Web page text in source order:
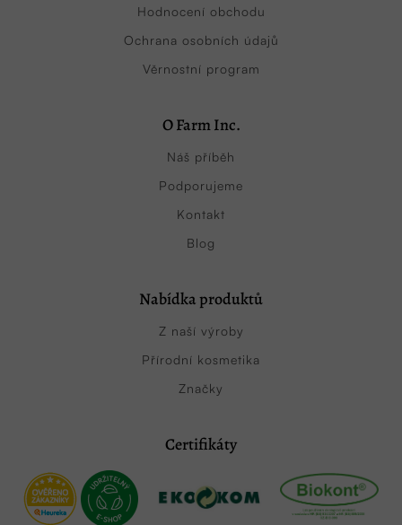
Hodnocení obchodu
Ochrana osobních údajů
Věrnostní program
O Farm Inc.
Náš příběh
Podporujeme
Kontakt
Blog
Nabídka produktů
Z naší výroby
Přírodní kosmetika
Značky
Certifikáty